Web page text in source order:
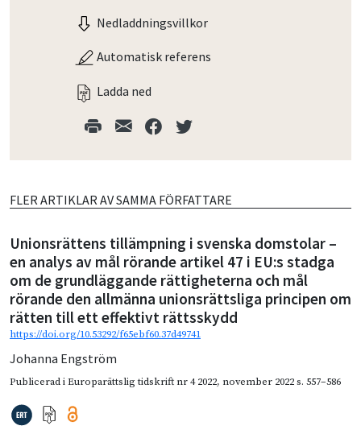
Nedladdningsvillkor
Automatisk referens
Ladda ned
FLER ARTIKLAR AV SAMMA FÖRFATTARE
Unionsrättens tillämpning i svenska domstolar –
en analys av mål rörande artikel 47 i EU:s stadga
om de grundläggande rättigheterna och mål
rörande den allmänna unionsrättsliga principen om
rätten till ett effektivt rättsskydd
https://doi.org/10.53292/f65ebf60.37d49741
Johanna Engström
Publicerad iEuroparättslig tidskrift nr 4 2022, november 2022s. 557–586